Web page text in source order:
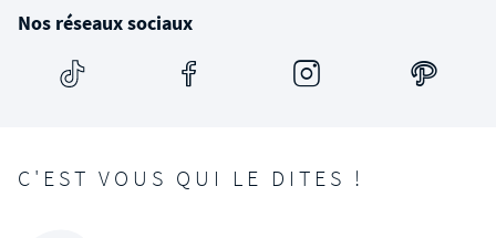
Nos réseaux sociaux
C'EST VOUS QUI LE DITES !